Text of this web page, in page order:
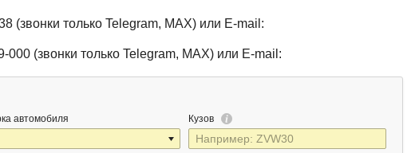
(звонки только Telegram, MAX) или E-mail:
(звонки только Telegram, MAX) или E-mail:
автомобиля Кузов